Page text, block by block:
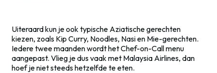
Uiteraard kun je ook typische Aziatische gerechten
kiezen, zoals Kip Curry, Noodles, Nasi en Mie-gerechten.
Iedere twee maanden wordt hetChef-on-Call menu
aangepast. Vlieg je dus vaak met Malaysia Airlines, dan
hoef je niet steeds hetzelfde te eten.